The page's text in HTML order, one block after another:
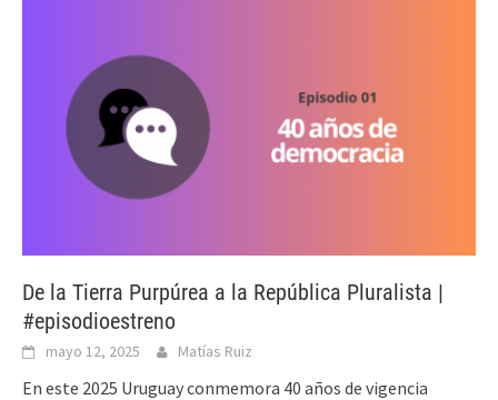
De la Tierra Purpúrea a la República Pluralista |
#episodioestreno
mayo 12, 2025 Matías Ruiz
En este 2025 Uruguay conmemora 40 años de vigencia